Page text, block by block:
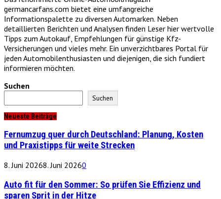
germancarfans.com bietet eine umfangreiche
Informationspalette zu diversen Automarken. Neben
detaillierten Berichten und Analysen finden Leser hier wertvolle
Tipps zum Autokauf, Empfehlungen für günstige Kfz-
Versicherungen und vieles mehr. Ein unverzichtbares Portal für
jeden Automobilenthusiasten und diejenigen, die sich fundiert
informieren möchten.
Suchen
Suchen
Neueste Beiträge
Fernumzug quer durch Deutschland: Planung, Kosten
und Praxistipps für weite Strecken
8. Juni 20268. Juni 20260
Auto fit für den Sommer: So prüfen Sie Effizienz und
sparen Sprit in der Hitze